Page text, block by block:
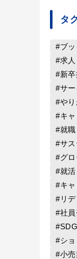
タ
#ブ
#求人
#新
#サ
#や
#キ
#就職
#サ
#グ
#就活
#キ
#リ
#社
#シ
#小